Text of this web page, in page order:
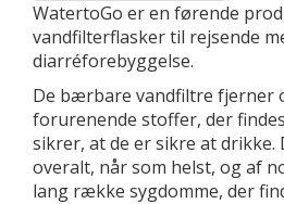
WatertoGo er en førende
vandfilterflasker til rejsende
diarréforebyggelse.
De bærbare vandfiltre fjerner
forurenende stoffer, der
sikrer, at de er sikre at drikke.
overalt, når som helst, og af
lang række sygdomme, der